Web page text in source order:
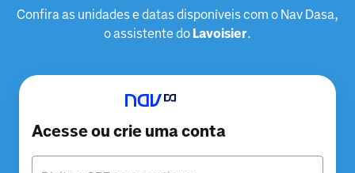
Confira as unidades e datas disponíveis com o Nav Dasa,
o assistente do Lavoisier.
Acesse ou crie uma conta